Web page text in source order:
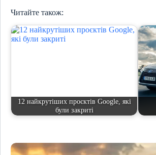
Читайте також:
12 найкрутіших проєктів Google, які
були закриті